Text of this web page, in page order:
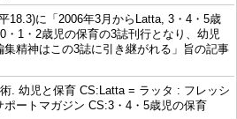
18.3)に「2006年3月からLatta, 3・4・5歳
・1・2歳児の保育の3誌刊行となり、幼児
集精神はこの3誌に引き継がれる」旨の記事
. 幼児と保育 CS:Latta = ラッタ : フレッシ
ポートマガジン CS:3・4・5歳児の保育